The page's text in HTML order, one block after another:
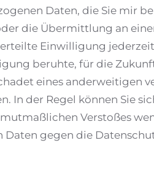
Daten, die Sie
die Übermittlung an
erteilte Einwilligung
beruhte, für die
eines
In der Regel können Sie
Verstoßes
gegen die